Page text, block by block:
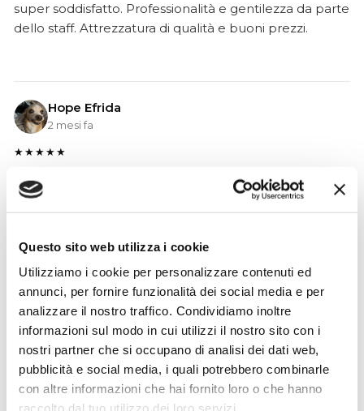
Questo sito web utilizza i cookie
Utilizziamo i cookie per personalizzare contenuti ed
annunci, per fornire funzionalità dei social media e per
analizzare il nostro traffico. Condividiamo inoltre
informazioni sul modo in cui utilizzi il nostro sito con i
nostri partner che si occupano di analisi dei dati web,
pubblicità e social media, i quali potrebbero combinarle
con altre informazioni che hai fornito loro o che hanno
raccolto dal tuo utilizzo dei loro servizi.
super soddisfatto. Professionalità e gentilezza da parte
dello staff. Attrezzatura di qualità e buoni prezzi.
Hope Efrida
2 mesi fa
★★★★★
Ho acquistato un contrabbasso elettrico Stanzani, un
microfono professionale, amplificatore, cuffie, aste e
cavi vari come regali per il mio compagno. Lo
prodotti è di alto livello. I venditori son..
Simone Gasparoni
un mese fa
★★★★★
Ottima esperienza d’acquisto. Comunicazione